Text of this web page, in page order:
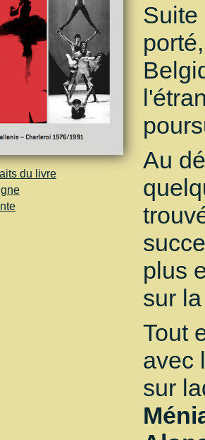
du livre
Suite
Au
plus
sur
Tout
avec
sur